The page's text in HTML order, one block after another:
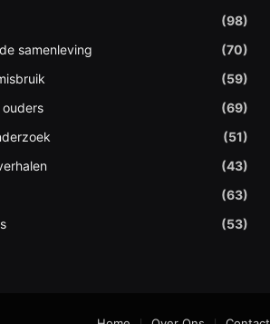
(98)
samenleving
(70)
(59)
(69)
(51)
(43)
(63)
(53)